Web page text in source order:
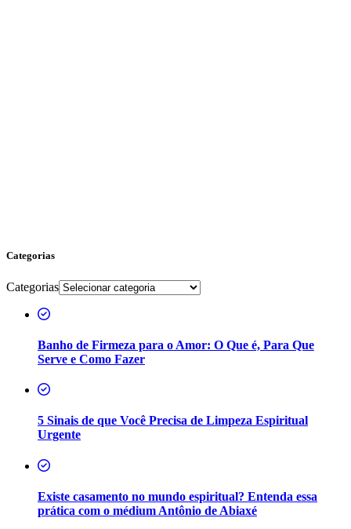
Categorias
Categorias
Banho de Firmeza para o Amor: O Que é, Para Que
Serve e Como Fazer
5 Sinais de que Você Precisa de Limpeza Espiritual
Urgente
Existe casamento no mundo espiritual? Entenda essa
prática com o médium Antônio de Abiaxé